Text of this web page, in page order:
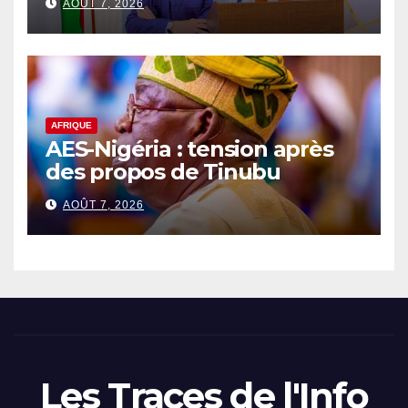
AOÛT 7, 2026
AFRIQUE
AES-Nigéria : tension après
des propos de Tinubu
AOÛT 7, 2026
Les Traces de l'Info